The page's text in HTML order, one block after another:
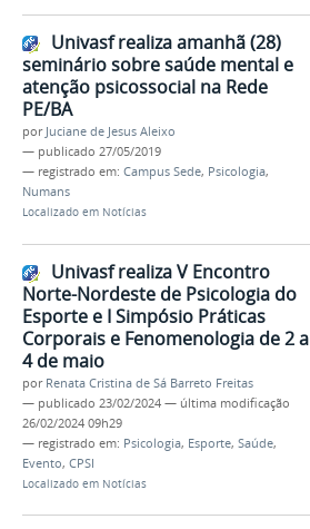
Univasf realiza amanhã (28)
seminário sobre saúde mental e
atenção psicossocial na Rede
PE/BA
por Juciane de Jesus Aleixo
— publicado 27/05/2019
— registrado em: Campus Sede, Psicologia,
Numans
Localizado em Notícias
Univasf realiza V Encontro
Norte-Nordeste de Psicologia do
Esporte e I Simpósio Práticas
Corporais e Fenomenologia de 2 a
4 de maio
por Renata Cristina de Sá Barreto Freitas
— publicado 23/02/2024 — última modificação
26/02/2024 09h29
— registrado em: Psicologia, Esporte, Saúde,
Evento, CPSI
Localizado em Notícias